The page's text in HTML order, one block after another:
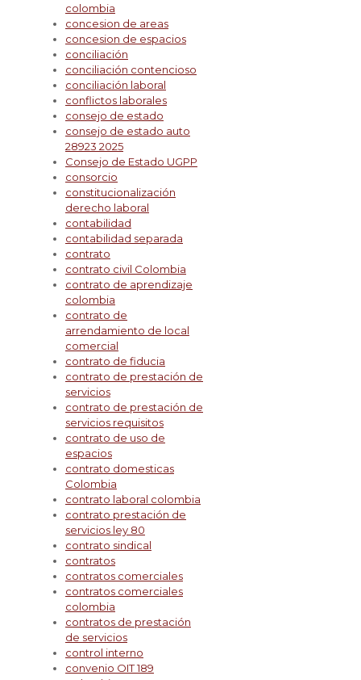
colombia
concesion de areas
concesion de espacios
conciliación
conciliación contencioso
conciliación laboral
conflictos laborales
consejo de estado
consejo de estado auto
28923 2025
Consejo de Estado UGPP
consorcio
constitucionalización
derecho laboral
contabilidad
contabilidad separada
contrato
contrato civil Colombia
contrato de aprendizaje
colombia
contrato de
arrendamiento de local
comercial
contrato de fiducia
contrato de prestación de
servicios
contrato de prestación de
servicios requisitos
contrato de uso de
espacios
contrato domesticas
Colombia
contrato laboral colombia
contrato prestación de
servicios ley 80
contrato sindical
contratos
contratos comerciales
contratos comerciales
colombia
contratos de prestación
de servicios
control interno
convenio OIT 189